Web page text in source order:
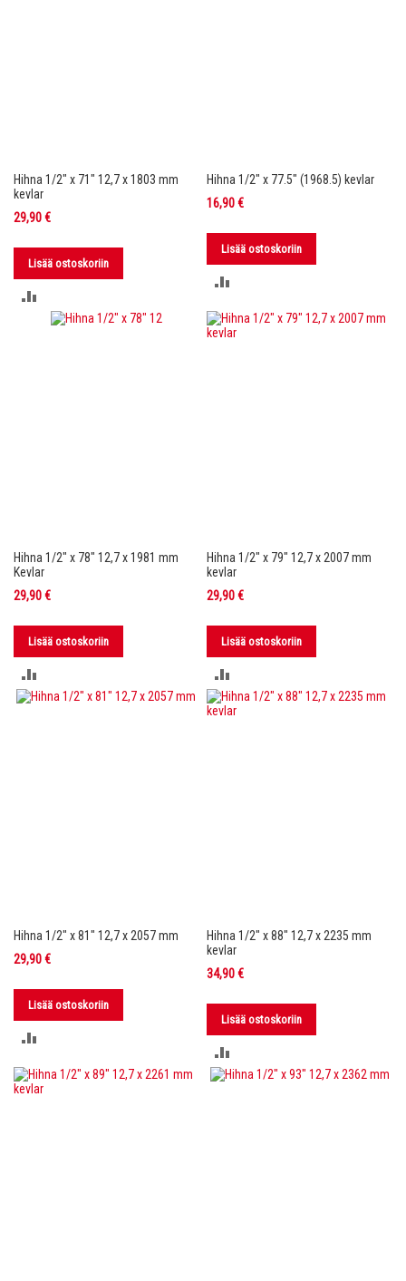
Hihna 1/2" x 71" 12,7 x 1803 mm
kevlar
29,90 €
Lisää ostoskoriin
VERTAILUUN
Hihna 1/2" x 77.5" (1968.5) kevlar
16,90 €
Lisää ostoskoriin
VERTAILUUN
Hihna 1/2" x 78" 12,7 x 1981 mm
Kevlar
29,90 €
Lisää ostoskoriin
VERTAILUUN
Hihna 1/2" x 79" 12,7 x 2007 mm
kevlar
29,90 €
Lisää ostoskoriin
VERTAILUUN
Hihna 1/2" x 81" 12,7 x 2057 mm
29,90 €
Lisää ostoskoriin
VERTAILUUN
Hihna 1/2" x 88" 12,7 x 2235 mm
kevlar
34,90 €
Lisää ostoskoriin
VERTAILUUN